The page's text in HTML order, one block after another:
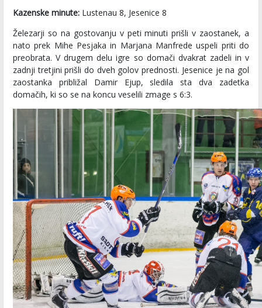
Kazenske minute: Lustenau 8, Jesenice 8
Železarji so na gostovanju v peti minuti prišli v zaostanek, a
nato prek Mihe Pesjaka in Marjana Manfrede uspeli priti do
preobrata. V drugem delu igre so domači dvakrat zadeli in v
zadnji tretjini prišli do dveh golov prednosti. Jesenice je na gol
zaostanka približal Damir Ejup, sledila sta dva zadetka
domačih, ki so se na koncu veselili zmage s 6:3.